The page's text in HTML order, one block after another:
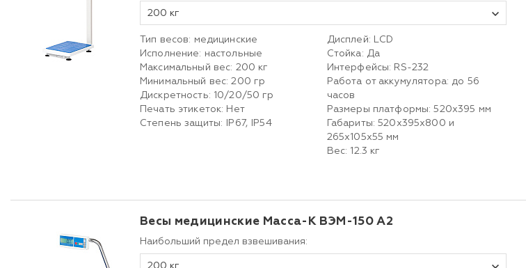
200 кг
Тип весов: медицинские
Исполнение: настольные
Максимальный вес: 200 кг
Минимальный вес: 200 гр
Дискретность: 10/20/50 гр
Печать этикеток: Нет
Степень защиты: IP67, IP54
Дисплей: LСD
Стойка: Да
Интерфейсы: RS-232
Работа от аккумулятора: до 56
часов
Размеры платформы: 520х395 мм
Габариты: 520х395х800 и
265х105х55 мм
Вес: 12.3 кг
Весы медицинские Масса-К ВЭМ-150 А2
Наибольший предел взвешивания:
200 кг